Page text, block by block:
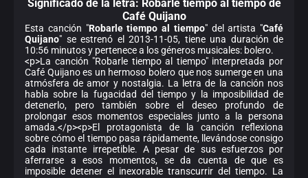
Significado de la letra: Robarle tiempo al tiempo de
Café Quijano
Esta canción "Robarle tiempo al tiempo" del artista "Café
Quijano" se estrenó el 2013-11-05, tiene una duración de
10:56 minutos y pertenece a los géneros musicales: bolero.
<p>La canción "Robarle tiempo al tiempo" interpretada por
Café Quijano es un hermoso bolero que nos sumerge en una
atmósfera de amor y nostalgia. La letra de la canción nos
habla sobre la fugacidad del tiempo y la imposibilidad de
detenerlo, pero también sobre el deseo profundo de
prolongar esos momentos especiales junto a la persona
amada.</p><p>El protagonista de la canción reflexiona
sobre cómo el tiempo pasa rápidamente, llevándose consigo
cada instante irrepetible. A pesar de sus esfuerzos por
aferrarse a esos momentos, se da cuenta de que es
imposible detener el inexorable transcurrir del tiempo. La